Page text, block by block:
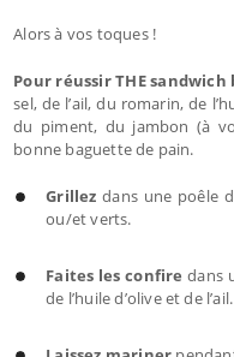
Alors à vos toques !
Pour réussir THE sandwich
sel, de l’ail, du romarin, de
du piment, du jambon (à
bonne baguette de pain.
Grillezdans une poêle
ou/et verts.
Faites les confire dans
de l’huile d’olive et de l’ail.